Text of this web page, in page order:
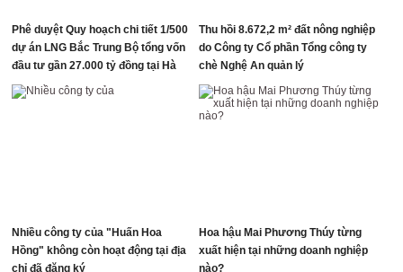
Phê duyệt Quy hoạch chi tiết 1/500
dự án LNG Bắc Trung Bộ tổng vốn
đầu tư gần 27.000 tỷ đồng tại Hà
Tĩnh
Thu hồi 8.672,2 m² đất nông nghiệp
do Công ty Cổ phần Tổng công ty
chè Nghệ An quản lý
Nhiều công ty của "Huấn Hoa
Hồng" không còn hoạt động tại địa
chỉ đã đăng ký
Hoa hậu Mai Phương Thúy từng
xuất hiện tại những doanh nghiệp
nào?